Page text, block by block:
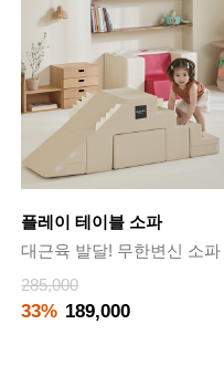
플레이 테이블 소파
대근육 발달! 무한변신 소파
285,000
33% 189,000